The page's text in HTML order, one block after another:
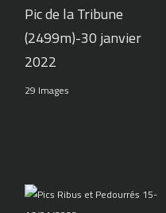
Pic de la Tribune
(2499m)-30 janvier
2022
29 Images